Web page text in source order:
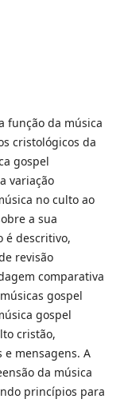
função da música
cristológicos da
gospel
variação
no culto ao
a sua
é descritivo,
revisão
comparativa
gospel
gospel
cristão,
mensagens. A
da música
princípios para